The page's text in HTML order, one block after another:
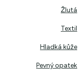
Žlutá
Textil
Hladká kůže
Pevný opatek